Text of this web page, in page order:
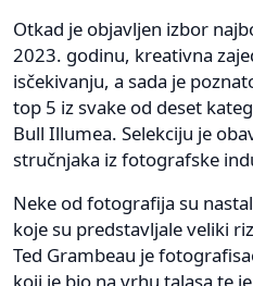
Otkad je objavljen izbor
2023. godinu, kreativna
isčekivanju, a sada je
top 5 iz svake od deset
Bull Illumea. Selekciju je
stručnjaka iz fotografske
Neke od fotografija su
koje su predstavljale veliki
Ted Grambeau je